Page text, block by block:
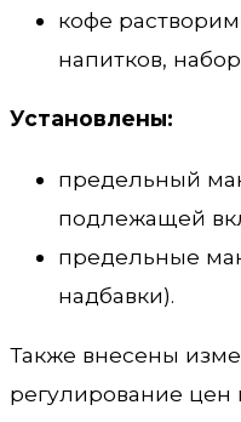
кофе
напитков,
Установлены:
предельный
подлежащей
предельные
надбавки).
Также внесены
регулирование